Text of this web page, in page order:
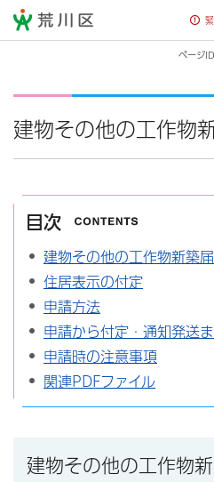
荒川区
ページ
建物その他の工作物
目次
建物その他の工作物新築
住居表示の付定
申請方法
申請から付定・通知発送
申請時の注意事項
関連PDFファイル
建物その他の工作物